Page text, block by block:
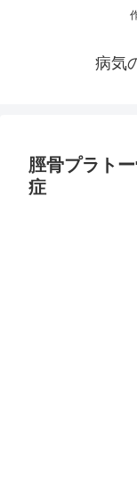
病気
脛骨プラト
症